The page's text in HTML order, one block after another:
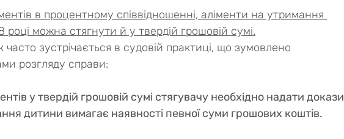
в процентному співвідношенні, аліменти на утримання
році можна стягнути й у твердій грошовій сумі.
часто зустрічається в судовій практиці, що зумовлено
розгляду справи:
у твердій грошовій сумі стягувачу необхідно надати докази
дитини вимагає наявності певної суми грошових коштів.